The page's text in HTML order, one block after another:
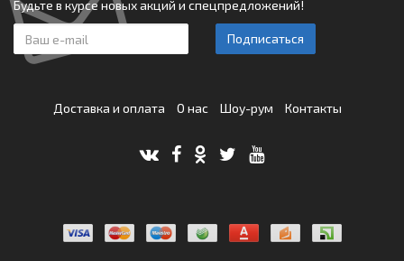
Будьте в курсе новых акций и спецпредложений!
Подписаться
Доставка и оплата О нас Шоу-рум Контакты